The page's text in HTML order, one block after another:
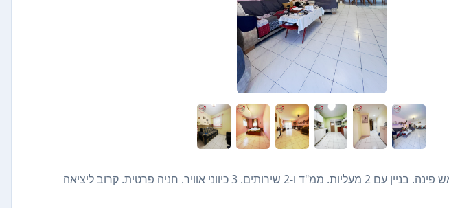
דירת 5 חדרים ענקית ברחוב ראש פינה. בניין עם 2 מעליות. ממ"ד ו-2 שירותים. 3 כיווני אוויר. חניה פרטית. קרוב ליציאה